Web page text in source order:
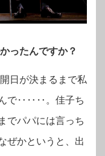
ったんですか？
日が決まるまで私
んで‥‥‥。佳子ち
でパパには言っち
ぜかというと、出